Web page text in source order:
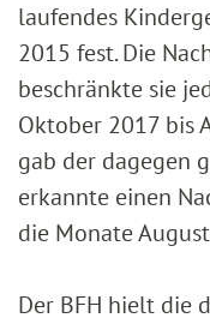
laufendes
2015 fest. Die
beschränkte sie
Oktober 2017 bis
gab der dagegen
erkannte einen
die Monate
Der BFH hielt die